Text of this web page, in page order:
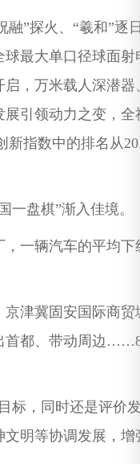
”探火、“羲和”逐
最大单口径球面
启，万米载人深潜
引领动力之变，全
新指数中的排名从
盘棋”渐入佳境。
辆汽车的平均下
冀固安国际商贸
首都、带动周边
，同时还是评价
明等协调发展，